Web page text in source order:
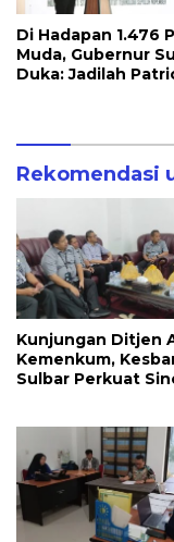
Di Hadapan 1.476
Muda, Gubernur
Duka: Jadilah
Rekomendasi
Kunjungan Ditjen
Kemenkum,
Sulbar Perkuat